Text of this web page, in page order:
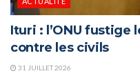
Ituri : l’ONU fustige
contre les civils
31 JUILLET 2026